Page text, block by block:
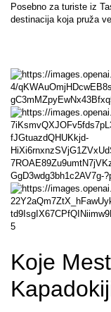
Posebno za turiste iz
destinacija koja pruža
5
Koje